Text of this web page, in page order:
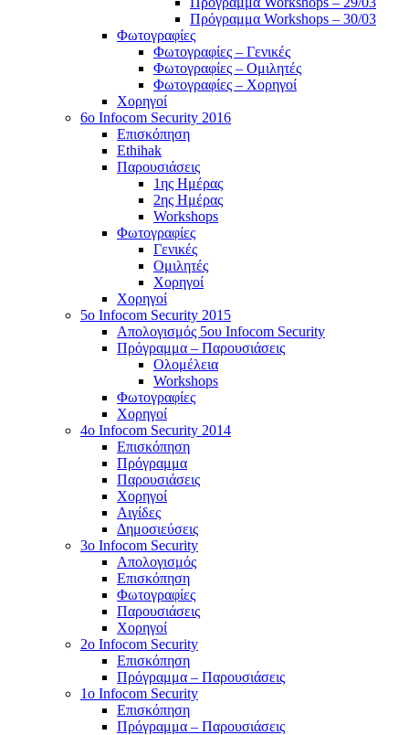
Πρόγραμμα Workshops – 30/03
Φωτογραφίες
Φωτογραφίες – Γενικές
Φωτογραφίες – Ομιλητές
Φωτογραφίες – Χορηγοί
Χορηγοί
6o Infocom Security 2016
Επισκόπηση
Ethihak
Παρουσιάσεις
1ης Ημέρας
2ης Ημέρας
Workshops
Φωτογραφίες
Γενικές
Ομιλητές
Χορηγοί
Χορηγοί
5o Infocom Security 2015
Απολογισμός 5ου Infocom Security
Πρόγραμμα – Παρουσιάσεις
Ολομέλεια
Workshops
Φωτογραφίες
Χορηγοί
4ο Infocom Security 2014
Επισκόπηση
Πρόγραμμα
Παρουσιάσεις
Χορηγοί
Αιγίδες
Δημοσιεύσεις
3o Infocom Security
Απολογισμός
Επισκόπηση
Φωτογραφίες
Παρουσιάσεις
Χορηγοί
2o Infocom Security
Επισκόπηση
Πρόγραμμα – Παρουσιάσεις
1ο Infocom Security
Επισκόπηση
Πρόγραμμα – Παρουσιάσεις